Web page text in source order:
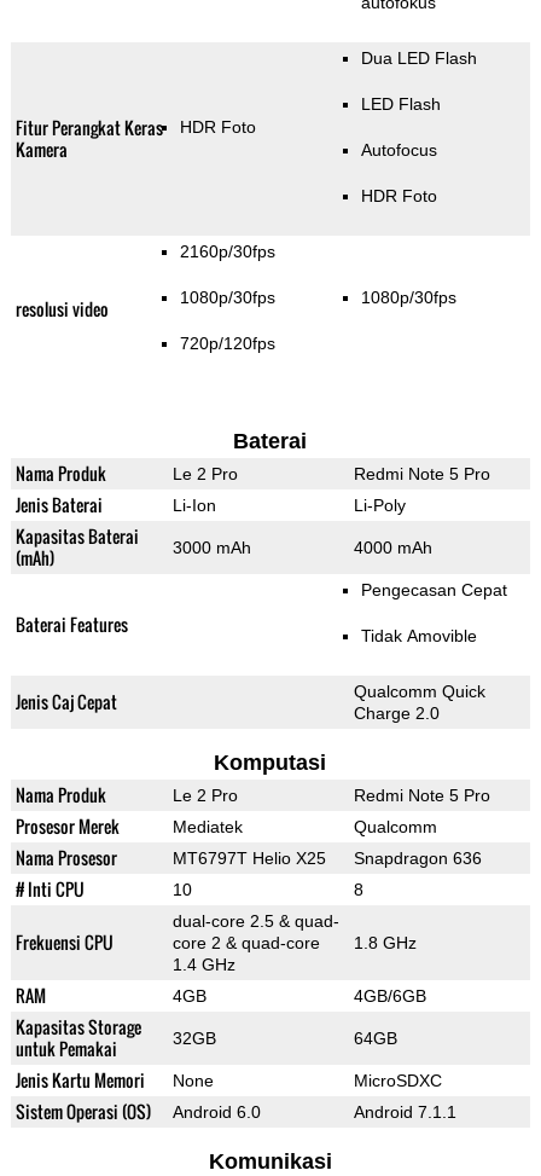
Fitur Perangkat Keras
Kamera
HDR Foto
Dua LED Flash
LED Flash
Autofocus
HDR Foto
resolusi video
2160p/30fps
1080p/30fps
720p/120fps
1080p/30fps
Baterai
Nama Produk Le 2 Pro Redmi Note 5 Pro
Jenis Baterai Li-Ion Li-Poly
Kapasitas Baterai
(mAh)
3000 mAh 4000 mAh
Baterai Features
Pengecasan Cepat
Tidak Amovible
Jenis Caj Cepat
Qualcomm Quick
Charge 2.0
Komputasi
Nama Produk Le 2 Pro Redmi Note 5 Pro
Prosesor Merek Mediatek Qualcomm
Nama Prosesor MT6797T Helio X25 Snapdragon 636
# Inti CPU 10 8
Frekuensi CPU
dual-core 2.5 & quad-
core 2 & quad-core
1.4 GHz
1.8 GHz
RAM 4GB 4GB/6GB
Kapasitas Storage
untuk Pemakai
32GB 64GB
Jenis Kartu Memori None MicroSDXC
Sistem Operasi (OS) Android 6.0 Android 7.1.1
Komunikasi